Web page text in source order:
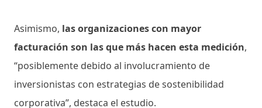
Asimismo, las organizaciones con mayor
facturación son las que más hacen esta medición,
“posiblemente debido al involucramiento de
inversionistas con estrategias de sostenibilidad
corporativa”, destaca el estudio.